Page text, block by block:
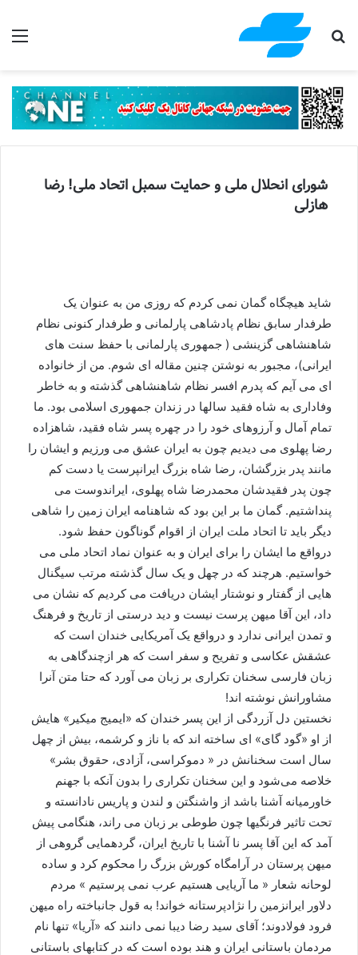
جستجو برای
شورای انحلال ملی و حمایت سمبل اتحاد ملی! رضا
هازلی
شاید هیچگاه گمان نمی کردم که روزی من به عنوان یک
طرفدار سابق نظام پادشاهی پارلمانی و طرفدار کنونی نظام
شاهنشاهی گزینشی ( جمهوری پارلمانی با حفظ سنت های
ایرانی)، مجبور به نوشتن چنین مقاله ای شوم. من از خانواده
ای می آیم که پدرم افسر نظام شاهنشاهی گذشته و به خاطر
وفاداری به شاه فقید سالها در زندان جمهوری اسلامی بود. ما
تمام آمال و آرزوهای خود را در چهره پسر شاه فقید، شاهزاده
رضا پهلوی می دیدیم چون به ایران عشق می ورزیم و ایشان را
مانند پدر بزرگشان، رضا شاه بزرگ ایرانپرست یا دست کم
چون پدر فقیدشان محمدرضا شاه پهلوی، ایراندوست می
پنداشتیم. گمان ما بر این بود که شاهنامه ایران زمین را شاهی
دیگر باید تا اتحاد ملت ایران از اقوام گوناگون حفظ شود.
درواقع ما ایشان را برای ایران و به عنوان نماد اتحاد ملی می
خواستیم. هرچند که در چهل و یک سال گذشته مرتب سیگنال
هایی از گفتار و نوشتار ایشان دریافت می کردیم که نشان می
داد، این آقا میهن پرست نیست و دید درستی از تاریخ و فرهنگ
و تمدن ایرانی ندارد و درواقع یک آمریکایی خندان است که
عشقش عکاسی و تفریح و سفر است که هر ازچندگاهی به
زبان فارسی سخنان تکراری بر زبان می آورد که حتا متن آنرا
مشاورانش نوشته اند!
نخستین دل آزردگی از این پسر خندان که «ایمیج میکیر» هایش
از او «گود گای» ای ساخته اند که با ناز و کرشمه، بیش از چهل
سال است سخنانش در « دموکراسی، آزادی، حقوق بشر»
خلاصه می‌شود و این سخنان تکراری را بدون آنکه با جهنم
خاورمیانه آشنا باشد از واشنگتن و لندن و پاریس نادانسته و
تحت تاثیر فرنگیها چون طوطی بر زبان می راند، هنگامی پیش
آمد که این آقا پسر نا آشنا با تاریخ ایران، گردهمایی گروهی از
میهن پرستان در آرامگاه کورش بزرگ را محکوم کرد و ساده
لوحانه شعار « ما آریایی هستیم عرب نمی پرستیم » مردم
دلاور ایرانزمین را نژادپرستانه خواند! به قول جانباخته راه میهن
فرود فولادوند؛ آقای سید رضا دیبا نمی دانند که «آریا» تنها نام
مردمان باستانی ایران و هند بوده است که در کتابهای باستانی